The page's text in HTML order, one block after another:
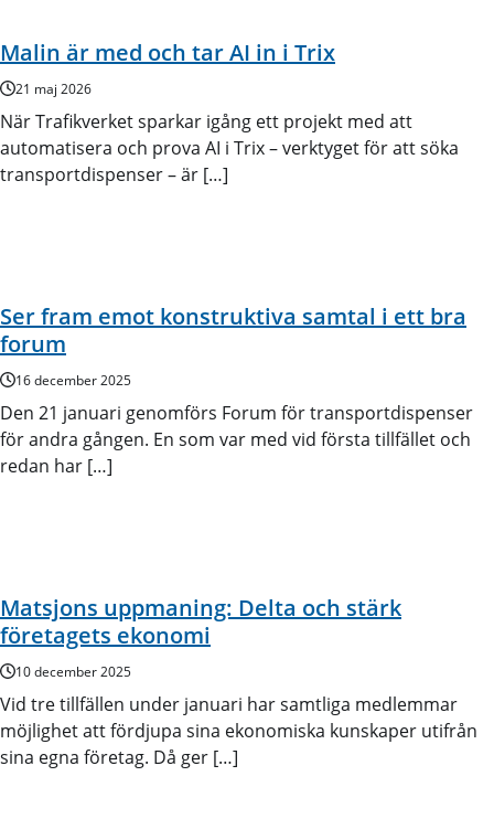
Malin är med och tar AI in i Trix
21 maj 2026
När Trafikverket sparkar igång ett projekt med att
automatisera och prova AI i Trix – verktyget för att söka
transportdispenser – är […]
Ser fram emot konstruktiva samtal i ett bra
forum
16 december 2025
Den 21 januari genomförs Forum för transportdispenser
för andra gången. En som var med vid första tillfället och
redan har […]
Matsjons uppmaning: Delta och stärk
företagets ekonomi
10 december 2025
Vid tre tillfällen under januari har samtliga medlemmar
möjlighet att fördjupa sina ekonomiska kunskaper utifrån
sina egna företag. Då ger […]